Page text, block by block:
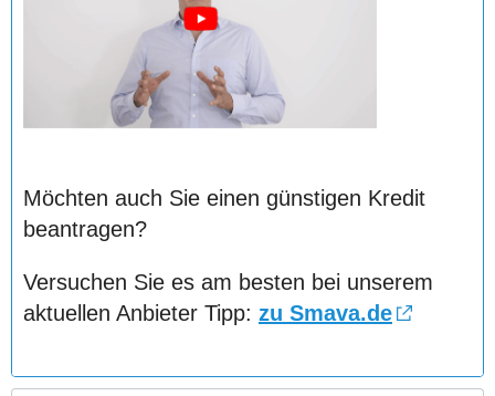
Möchten auch Sie einen günstigen Kredit
beantragen?
Versuchen Sie es am besten bei unserem
aktuellen Anbieter Tipp: zu Smava.de